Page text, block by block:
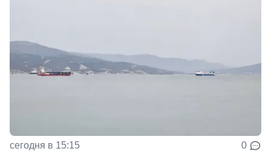
сегодня в 15:15 0